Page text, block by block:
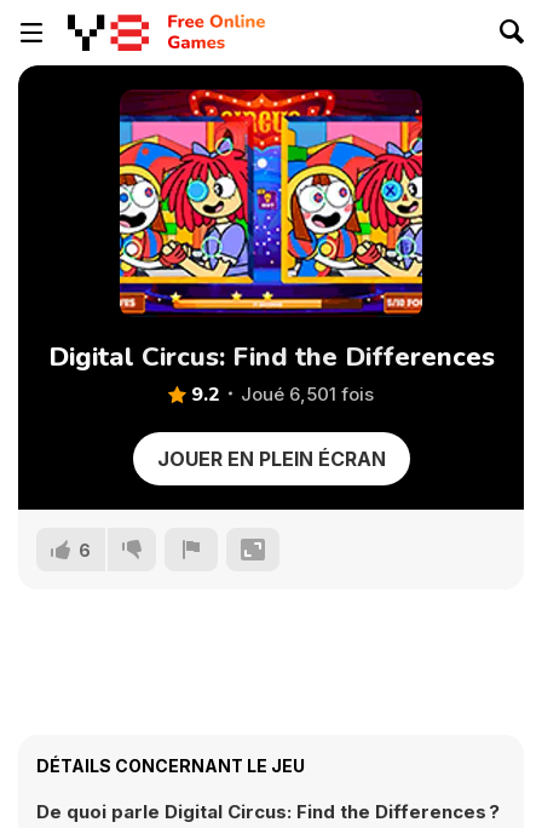
Digital Circus: Find the Differences
9.2 Joué 6,501 fois
JOUER EN PLEIN ÉCRAN
6
DÉTAILS CONCERNANT LE JEU
De quoi parle Digital Circus: Find the Differences ?